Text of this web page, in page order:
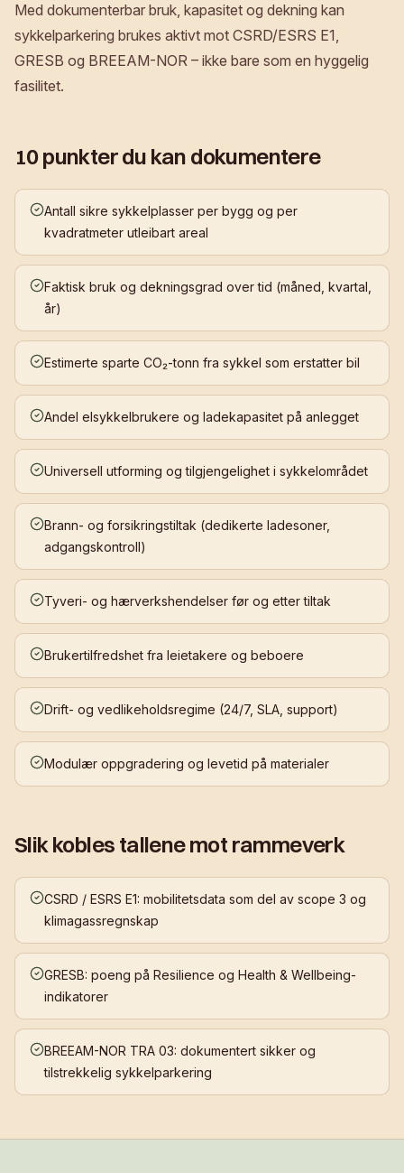
Med dokumenterbar bruk, kapasitet og dekning kan
sykkelparkering brukes aktivt mot CSRD/ESRS E1,
GRESB og BREEAM-NOR – ikke bare som en hyggelig
fasilitet.
10 punkter du kan dokumentere
Antall sikre sykkelplasser per bygg og per
kvadratmeter utleibart areal
Faktisk bruk og dekningsgrad over tid (måned, kvartal,
år)
Estimerte sparte CO₂-tonn fra sykkel som erstatter bil
Andel elsykkelbrukere og ladekapasitet på anlegget
Universell utforming og tilgjengelighet i sykkelområdet
Brann- og forsikringstiltak (dedikerte ladesoner,
adgangskontroll)
Tyveri- og hærverkshendelser før og etter tiltak
Brukertilfredshet fra leietakere og beboere
Drift- og vedlikeholdsregime (24/7, SLA, support)
Modulær oppgradering og levetid på materialer
Slik kobles tallene mot rammeverk
CSRD / ESRS E1: mobilitetsdata som del av scope 3 og
klimagassregnskap
GRESB: poeng på Resilience og Health & Wellbeing-
indikatorer
BREEAM-NOR TRA 03: dokumentert sikker og
tilstrekkelig sykkelparkering